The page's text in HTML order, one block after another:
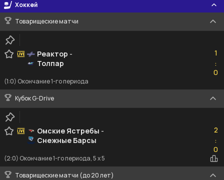
Хоккей
Товарищеские матчи
Реактор -
Толпар
1
:0
0
(1:0) Окончание 1-го периода
Кубок G-Drive
Омские Ястребы -
Снежные Барсы
2
:0
0
(2:0) Окончание 1-го периода, 5 x 5
Товарищеские матчи (до 20 лет)